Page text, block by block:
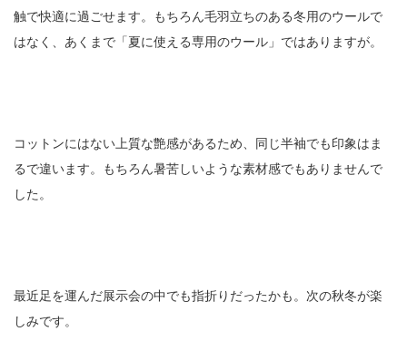
触で快適に過ごせます。もちろん毛羽立ちのある冬用のウールで
はなく、あくまで「夏に使える専用のウール」ではありますが。
コットンにはない上質な艶感があるため、同じ半袖でも印象はま
るで違います。もちろん暑苦しいような素材感でもありませんで
した。
最近足を運んだ展示会の中でも指折りだったかも。次の秋冬が楽
しみです。